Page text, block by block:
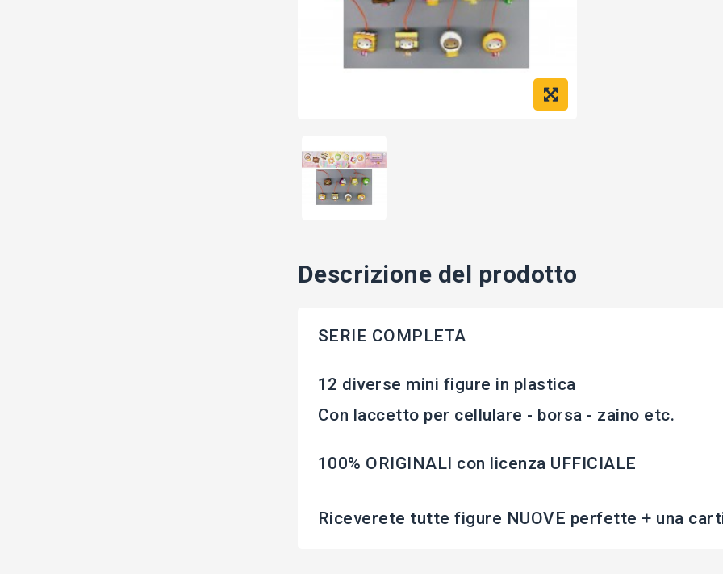
Descrizione del prodotto
SERIE COMPLETA
12 diverse mini figure in plastica
Con laccetto per cellulare - borsa - zaino etc.
100% ORIGINALI con licenza UFFICIALE
Riceverete tutte figure NUOVE perfette + una